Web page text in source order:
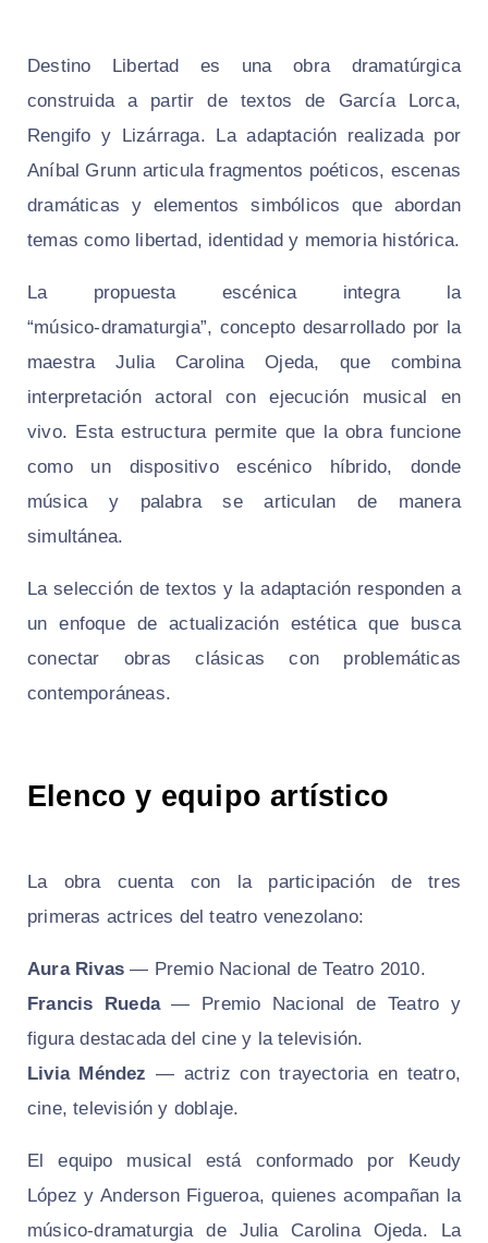
Destino Libertad
es una obra dramatúrgica
construida a partir de textos de García Lorca,
Rengifo y Lizárraga. La adaptación realizada por
Aníbal Grunn articula fragmentos poéticos, escenas
dramáticas y elementos simbólicos que abordan
temas como libertad, identidad y memoria histórica.
La propuesta escénica integra la
“músico‑dramaturgia”, concepto desarrollado por la
maestra Julia Carolina Ojeda, que combina
interpretación actoral con ejecución musical en
vivo. Esta estructura permite que la obra funcione
como un dispositivo escénico híbrido, donde
música y palabra se articulan de manera
simultánea.
La selección de textos y la adaptación responden a
un enfoque de actualización estética que busca
conectar obras clásicas con problemáticas
contemporáneas.
Elenco y equipo artístico
La obra cuenta con la participación de tres
primeras actrices del teatro venezolano:
Aura Rivas — Premio Nacional de Teatro 2010.
Francis Rueda— Premio Nacional de Teatro y
figura destacada del cine y la televisión.
Livia Méndez — actriz con trayectoria en teatro,
cine, televisión y doblaje.
El equipo musical está conformado por Keudy
López y Anderson Figueroa, quienes acompañan la
músico‑dramaturgia de Julia Carolina Ojeda. La